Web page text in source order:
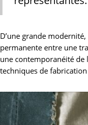
D’une grande
permanente entre une
une contemporanéité de
techniques de